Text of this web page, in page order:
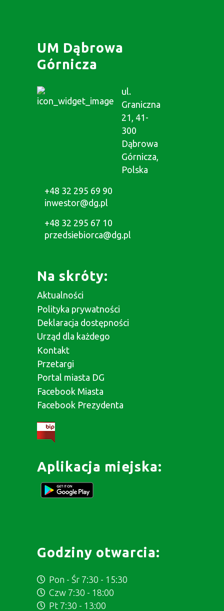
UM Dąbrowa
Górnicza
ul.
Graniczna
21, 41-
300
Dąbrowa
Górnicza,
Polska
+48 32 295 69 90
inwestor@dg.pl
+48 32 295 67 10
przedsiebiorca@dg.pl
Na skróty:
Aktualności
Polityka prywatności
Deklaracja dostępności
Urząd dla każdego
Kontakt
Przetargi
Portal miasta DG
Facebook Miasta
Facebook Prezydenta
Aplikacja miejska:
Godziny otwarcia:
Pon - Śr 7:30 - 15:30
Czw 7:30 - 18:00
Pt 7:30 - 13:00